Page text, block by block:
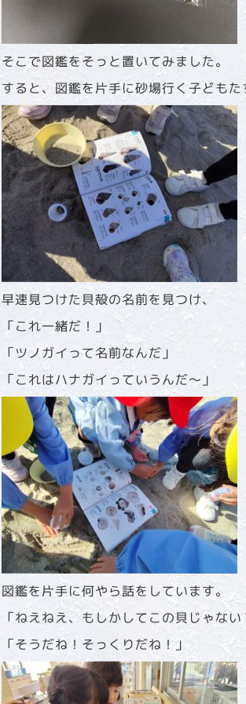
そこで図鑑をそっと置いてみました。
すると、図鑑を片手に砂場行く子どもた
早速見つけた貝殻の名前を見つけ、
「これ一緒だ！」
「ツノガイって名前なんだ」
「これはハナガイっていうんだ～」
図鑑を片手に何やら話をしています。
「ねえねえ、もしかしてこの貝じゃな
「そうだね！そっくりだね！」